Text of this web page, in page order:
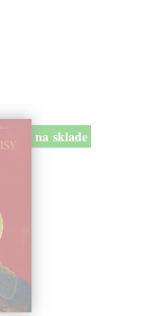
na sklade